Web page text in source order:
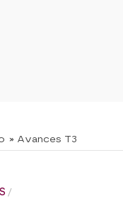
» Avances T3